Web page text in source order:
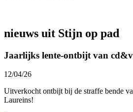
nieuws uit Stijn op pad
Jaarlijks lente-ontbijt van
12/04/26
Uitverkocht ontbijt bij de straffe bende
Laureins!